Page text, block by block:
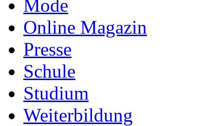
Mode
Online Magazin
Presse
Schule
Studium
Weiterbildung